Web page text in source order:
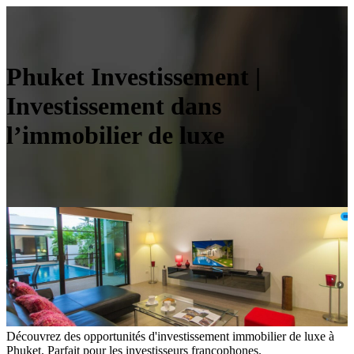
Phuket Investissement |
Investissement dans
l’immobilier de luxe
Découvrez des opportunités d'investissement immobilier de luxe à
Phuket. Parfait pour les investisseurs francophones.